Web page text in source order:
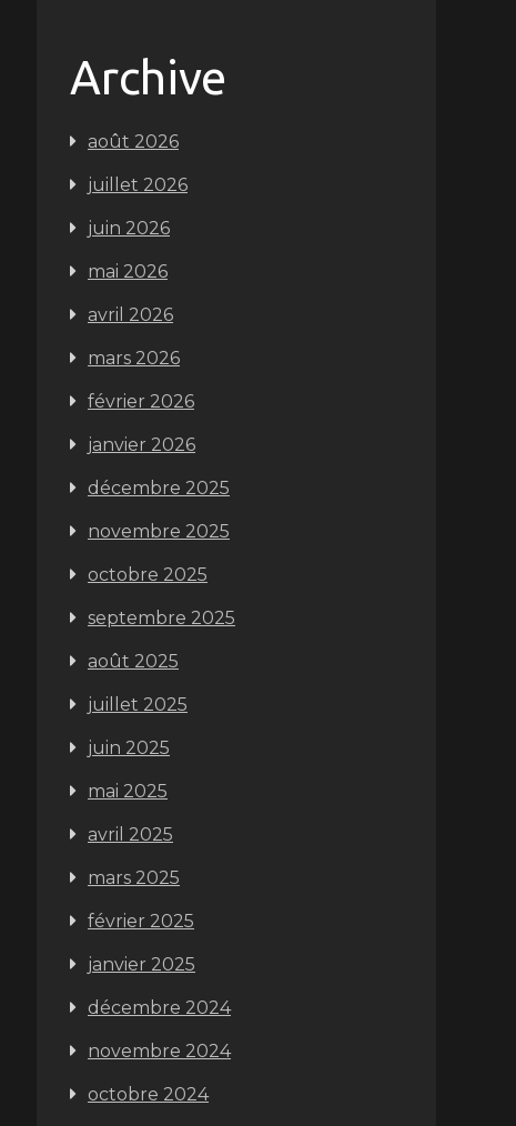
Archive
août 2026
juillet 2026
juin 2026
mai 2026
avril 2026
mars 2026
février 2026
janvier 2026
décembre 2025
novembre 2025
octobre 2025
septembre 2025
août 2025
juillet 2025
juin 2025
mai 2025
avril 2025
mars 2025
février 2025
janvier 2025
décembre 2024
novembre 2024
octobre 2024